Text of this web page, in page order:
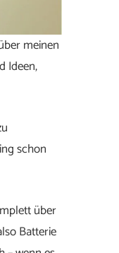
meinen
Ideen,
schon
über
Batterie